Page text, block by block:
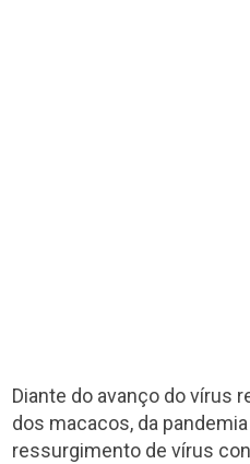
Diante do avanço do vírus
dos macacos, da
ressurgimento de vírus